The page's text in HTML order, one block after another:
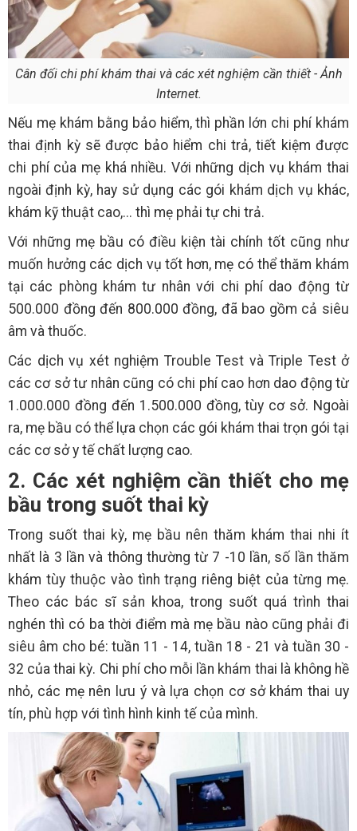
Cân đối chi phí khám thai và các xét nghiệm cần thiết - Ảnh
Internet.
Nếu mẹ khám bằng bảo hiểm, thì phần lớn chi phí khám
thai định kỳ sẽ được bảo hiểm chi trả, tiết kiệm được
chi phí của mẹ khá nhiều. Với những dịch vụ khám thai
ngoài định kỳ, hay sử dụng các gói khám dịch vụ khác,
khám kỹ thuật cao,... thì mẹ phải tự chi trả.
Với những mẹ bầu có điều kiện tài chính tốt cũng như
muốn hưởng các dịch vụ tốt hơn, mẹ có thể thăm khám
tại các phòng khám tư nhân với chi phí dao động từ
500.000 đồng đến 800.000 đồng, đã bao gồm cả siêu
âm và thuốc.
Các dịch vụ xét nghiệm Trouble Test và Triple Test ở
các cơ sở tư nhân cũng có chi phí cao hơn dao động từ
1.000.000 đồng đến 1.500.000 đồng, tùy cơ sở. Ngoài
ra, mẹ bầu có thể lựa chọn các gói khám thai trọn gói tại
các cơ sở y tế chất lượng cao.
2. Các xét nghiệm cần thiết cho mẹ
bầu trong suốt thai kỳ
Trong suốt thai kỳ, mẹ bầu nên thăm khám thai nhi ít
nhất là 3 lần và thông thường từ 7 -10 lần, số lần thăm
khám tùy thuộc vào tình trạng riêng biệt của từng mẹ.
Theo các bác sĩ sản khoa, trong suốt quá trình thai
nghén thì có ba thời điểm mà mẹ bầu nào cũng phải đi
siêu âm cho bé: tuần 11 - 14, tuần 18 - 21 và tuần 30 -
32 của thai kỳ. Chi phí cho mỗi lần khám thai là không hề
nhỏ, các mẹ nên lưu ý và lựa chọn cơ sở khám thai uy
tín, phù hợp với tình hình kinh tế của mình.